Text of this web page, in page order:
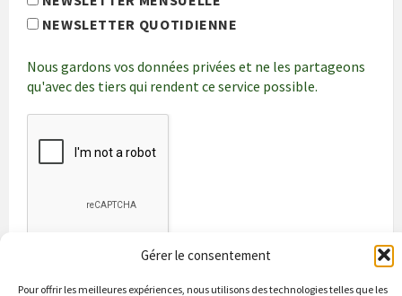
Gérer le consentement
Pour offrir les meilleures expériences, nous utilisons des technologies telles que les
NEWSLETTER QUOTIDIENNE
Nous gardons vos données privées et ne les partageons
qu'avec des tiers qui rendent ce service possible.